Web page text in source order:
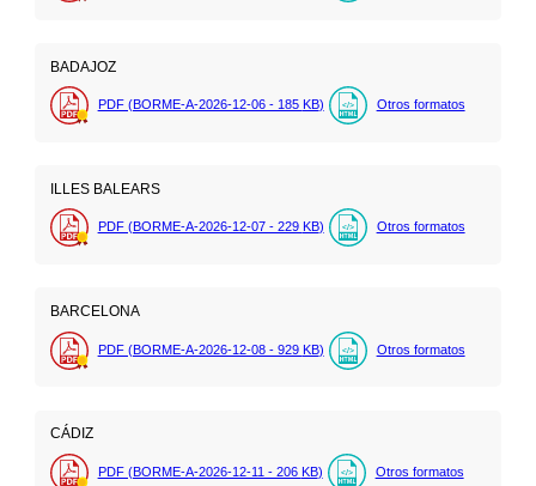
BADAJOZ
PDF (BORME-A-2026-12-06 - 185 KB) Otros formatos
ILLES BALEARS
PDF (BORME-A-2026-12-07 - 229 KB) Otros formatos
BARCELONA
PDF (BORME-A-2026-12-08 - 929 KB) Otros formatos
CÁDIZ
PDF (BORME-A-2026-12-11 - 206 KB) Otros formatos